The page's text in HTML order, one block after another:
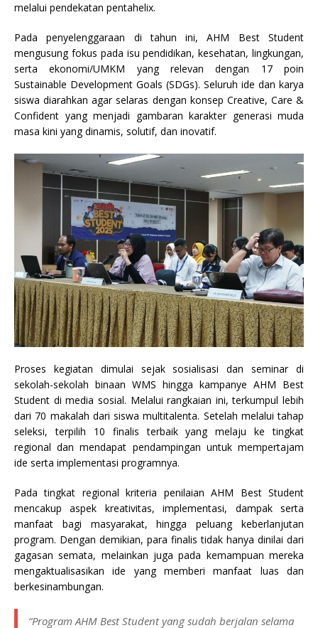
melalui pendekatan pentahelix.
Pada penyelenggaraan di tahun ini, AHM Best Student
mengusung fokus pada isu pendidikan, kesehatan, lingkungan,
serta ekonomi/UMKM yang relevan dengan 17 poin
Sustainable Development Goals (SDGs). Seluruh ide dan karya
siswa diarahkan agar selaras dengan konsep Creative, Care &
Confident yang menjadi gambaran karakter generasi muda
masa kini yang dinamis, solutif, dan inovatif.
Proses kegiatan dimulai sejak sosialisasi dan seminar di
sekolah-sekolah binaan WMS hingga kampanye AHM Best
Student di media sosial. Melalui rangkaian ini, terkumpul lebih
dari 70 makalah dari siswa multitalenta. Setelah melalui tahap
seleksi, terpilih 10 finalis terbaik yang melaju ke tingkat
regional dan mendapat pendampingan untuk mempertajam
ide serta implementasi programnya.
Pada tingkat regional kriteria penilaian AHM Best Student
mencakup aspek kreativitas, implementasi, dampak serta
manfaat bagi masyarakat, hingga peluang keberlanjutan
program. Dengan demikian, para finalis tidak hanya dinilai dari
gagasan semata, melainkan juga pada kemampuan mereka
mengaktualisasikan ide yang memberi manfaat luas dan
berkesinambungan.
“Program AHM Best Student yang sudah berjalan selama